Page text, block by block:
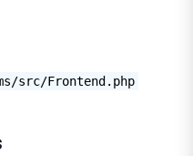
src/Frontend.php